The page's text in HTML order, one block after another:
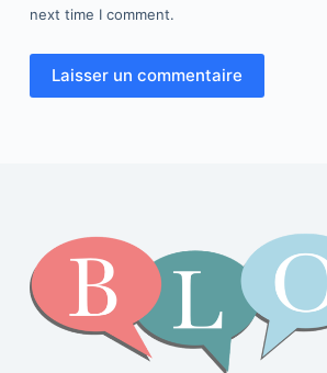
next time I comment.
Laisser un commentaire